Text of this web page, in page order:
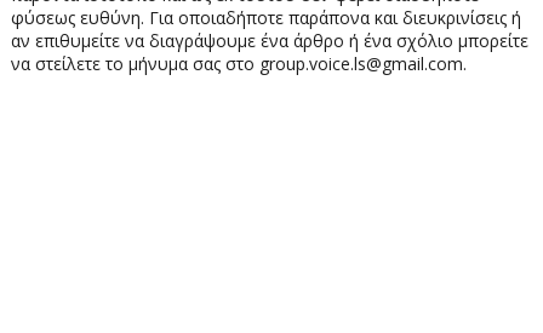
φύσεως ευθύνη. Για οποιαδήποτε παράπονα και διευκρινίσεις ή
αν επιθυμείτε να διαγράψουμε ένα άρθρο ή ένα σχόλιο μπορείτε
να στείλετε το μήνυμα σας στο group.voice.ls@gmail.com.